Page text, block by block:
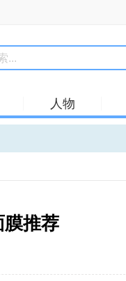
人物
膜推荐